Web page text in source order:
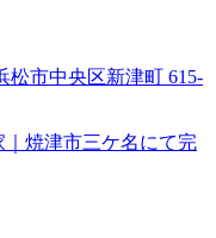
松市中央区新津町 615-